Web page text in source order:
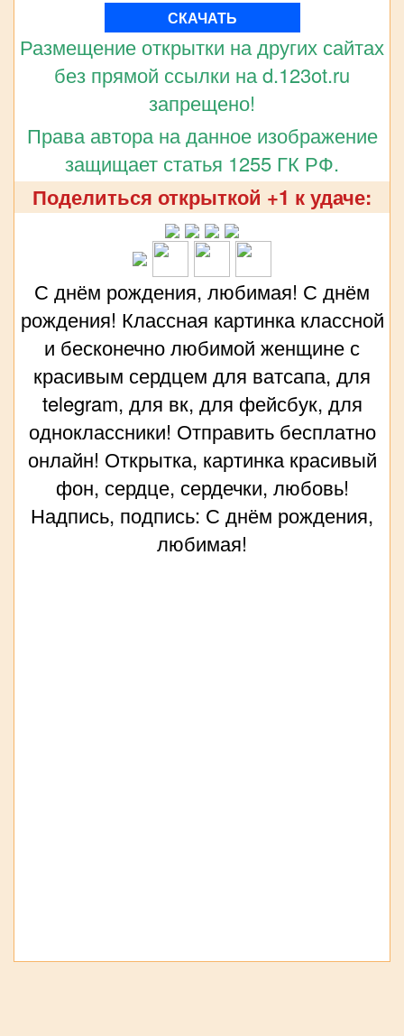
СКАЧАТЬ
Размещение открытки на других сайтах
без прямой ссылки на d.123ot.ru
запрещено!
Права автора на данное изображение
защищает статья 1255 ГК РФ.
Поделиться открыткой +1 к удаче:
С днём рождения, любимая! С днём
рождения! Классная картинка классной
и бесконечно любимой женщине с
красивым сердцем для ватсапа, для
telegram, для вк, для фейсбук, для
одноклассники! Отправить бесплатно
онлайн! Открытка, картинка красивый
фон, сердце, сердечки, любовь!
Надпись, подпись: С днём рождения,
любимая!